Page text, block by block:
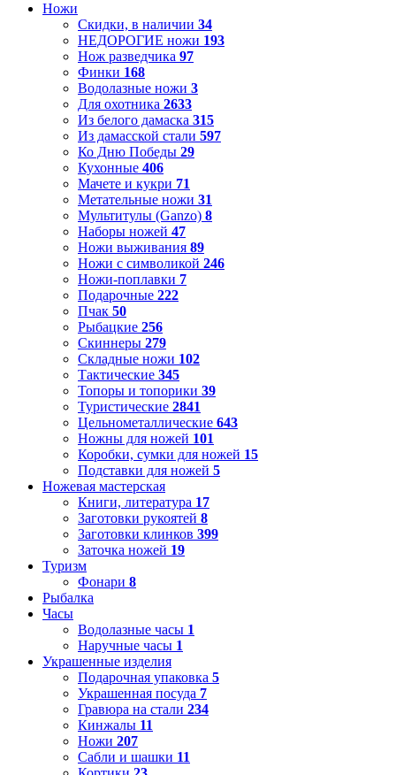
Ножи
Скидки, в наличии 34
НЕДОРОГИЕ ножи 193
Нож разведчика 97
Финки 168
Водолазные ножи 3
Для охотника 2633
Из белого дамаска 315
Из дамасской стали 597
Ко Дню Победы 29
Кухонные 406
Мачете и кукри 71
Метательные ножи 31
Мультитулы (Ganzo) 8
Наборы ножей 47
Ножи выживания 89
Ножи с символикой 246
Ножи-поплавки 7
Подарочные 222
Пчак 50
Рыбацкие 256
Скиннеры 279
Складные ножи 102
Тактические 345
Топоры и топорики 39
Туристические 2841
Цельнометаллические 643
Ножны для ножей 101
Коробки, сумки для ножей 15
Подставки для ножей 5
Ножевая мастерская
Книги, литература 17
Заготовки рукоятей 8
Заготовки клинков 399
Заточка ножей 19
Туризм
Фонари 8
Рыбалка
Часы
Водолазные часы 1
Наручные часы 1
Украшенные изделия
Подарочная упаковка 5
Украшенная посуда 7
Гравюра на стали 234
Кинжалы 11
Ножи 207
Сабли и шашки 11